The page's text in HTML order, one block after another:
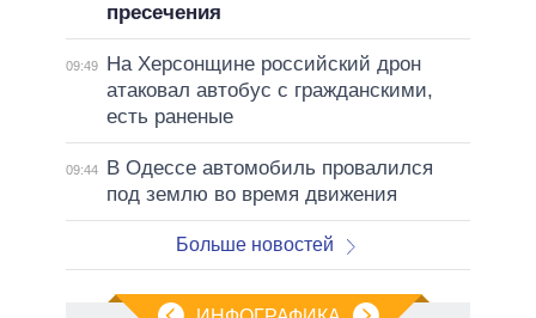
пресечения
09:49
На Херсонщине российский дрон
атаковал автобус с гражданскими,
есть раненые
09:44
В Одессе автомобиль провалился
под землю во время движения
Больше новостей